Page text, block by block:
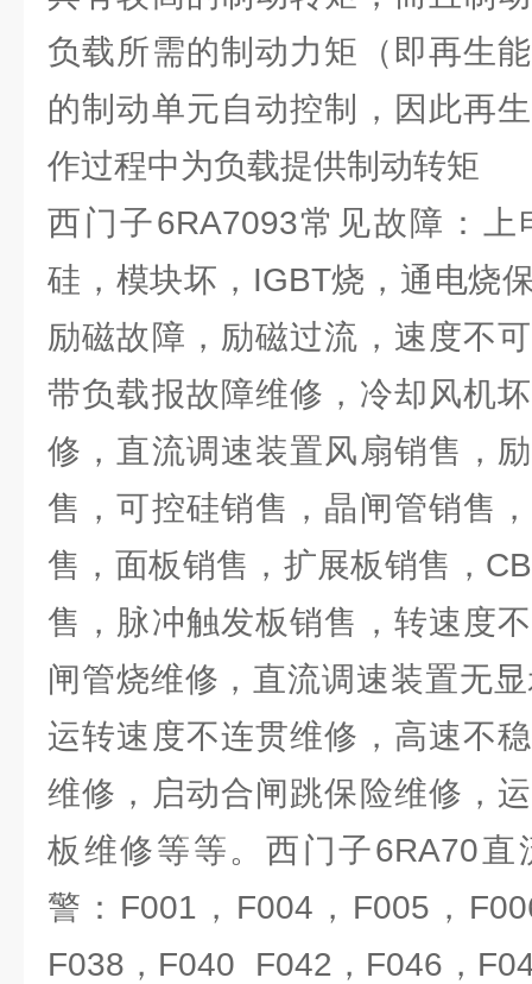
负载所需的制动力矩（即再生
的制动单元自动控制，因此再
作过程中为负载提供制动转矩
西门子6RA7093常见故障：
硅，模块坏，IGBT烧，通电烧
励磁故障，励磁过流，速度不
带负载报故障维修，冷却风机
修，直流调速装置风扇销售，
售，可控硅销售，晶闸管销售
售，面板销售，扩展板销售，
售，脉冲触发板销售，转速度
闸管烧维修，直流调速装置无
运转速度不连贯维修，高速不
维修，启动合闸跳保险维修，
板维修等等。西门子6RA70
警：F001，F004，F005，
F038，F040 F042，F046，